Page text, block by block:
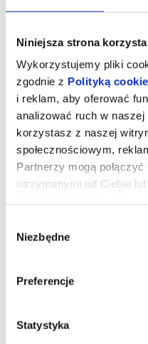
Niniejsza strona
Wykorzystujemy pliki
zgodnie z Polityką
i reklam, aby oferować
analizować ruch w
korzystasz z naszej
społecznościowym,
Partnerzy mogą
otrzymanymi od Ciebie
zgody
Niezbędne
Preferencje
Statystyka
Toy Story 5
Zabawki powracają w filmie
Disney i Pixar. Tym razem
częściej przyciągają…
zabawki odnajdą się w erze